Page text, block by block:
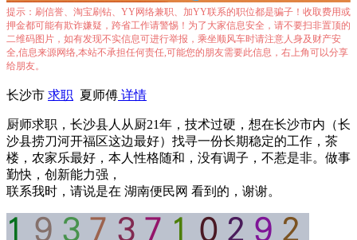
提示：刷信誉、淘宝刷钻、YY网络兼职、加YY联系的职位都是骗子！收取费用或
押金都可能有欺诈嫌疑，跨省工作请警惕！为了大家信息安全，请不要扫非置顶的
二维码图片，如有发现不实信息可进行举报，乘坐顺风车时请注意人身及财产安
全,信息来源网络,本站不承担任何责任,可能您的朋友需要此信息，右上角可以分享
给朋友。
长沙市 求职 夏师傅 详情
厨师求职，长沙县人从厨21年，技术过硬，想在长沙市内（长
沙县捞刀河开福区这边最好）找寻一份长期稳定的工作，茶
楼，农家乐最好，本人性格随和，没有调子，不惹是非。做事
勤快，创新能力强，
联系我时，请说是在 湖南便民网 看到的，谢谢。